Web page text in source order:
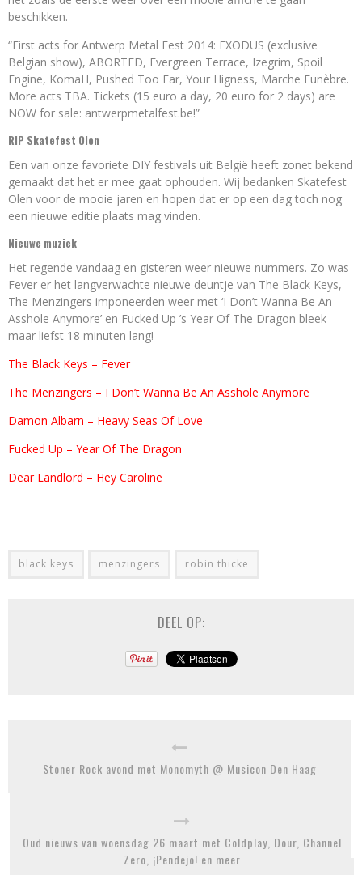
beschikken.
“First acts for Antwerp Metal Fest 2014: EXODUS (exclusive
Belgian show), ABORTED, Evergreen Terrace, Izegrim, Spoil
Engine, KomaH, Pushed Too Far, Your Higness, Marche Funèbre.
More acts TBA. Tickets (15 euro a day, 20 euro for 2 days) are
NOW for sale: antwerpmetalfest.be!”
RIP Skatefest Olen
Een van onze favoriete DIY festivals uit België heeft zonet bekend
gemaakt dat het er mee gaat ophouden. Wij bedanken Skatefest
Olen voor de mooie jaren en hopen dat er op een dag toch nog
een nieuwe editie plaats mag vinden.
Nieuwe muziek
Het regende vandaag en gisteren weer nieuwe nummers. Zo was
Fever er het langverwachte nieuwe deuntje van The Black Keys,
The Menzingers imponeerden weer met ‘I Don’t Wanna Be An
Asshole Anymore’ en Fucked Up ’s Year Of The Dragon bleek
maar liefst 18 minuten lang!
The Black Keys – Fever
The Menzingers – I Don’t Wanna Be An Asshole Anymore
Damon Albarn – Heavy Seas Of Love
Fucked Up – Year Of The Dragon
Dear Landlord – Hey Caroline
black keys menzingers robin thicke
DEEL OP:
Stoner Rock avond met Monomyth @ Musicon Den Haag
Oud nieuws van woensdag 26 maart met Coldplay, Dour, Channel
Zero, ¡Pendejo! en meer